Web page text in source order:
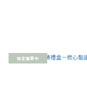
限定優惠中